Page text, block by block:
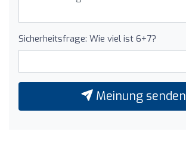
Sicherheitsfrage: Wie viel ist 6+7?
Meinung senden